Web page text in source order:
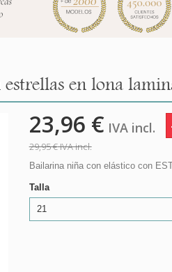
en lona
23,96 € IVA incl.
29,95 €IVA incl.
Bailarina niña con elástico con
Talla
21